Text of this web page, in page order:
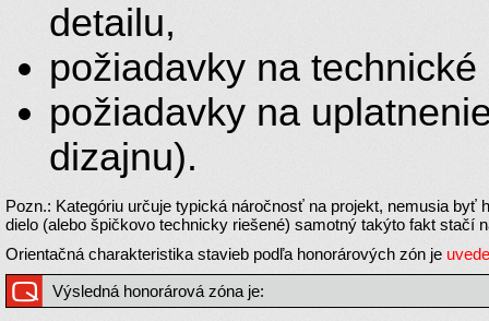
detailu,
požiadavky na
požiadavky na
dizajnu).
Pozn.: Kategóriu určuje typická náročnosť na projekt, nemusia
dielo (alebo špičkovo technicky riešené) samotný takýto fakt stačí
Orientačná charakteristika stavieb podľa honorárových zón je
Výsledná honorárová zóna je: